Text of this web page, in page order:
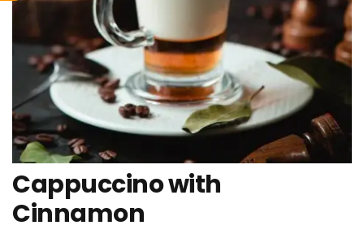
Cappuccino with
Cinnamon